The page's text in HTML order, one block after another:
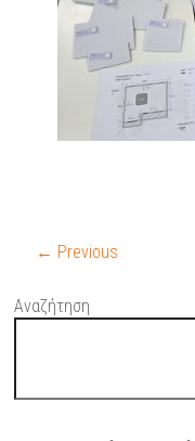
← Previous
Αναζήτηση